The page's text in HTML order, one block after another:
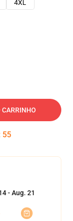
4XL
54
- Aug. 21